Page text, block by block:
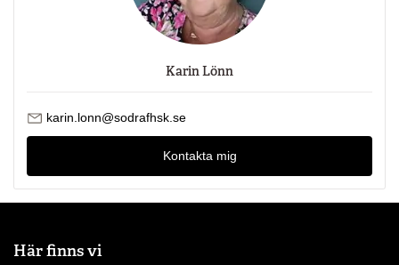
Karin Lönn
Skicka mejl till Karin Lönn
karin.lonn@sodrafhsk.se
Kontakta mig
Här finns vi